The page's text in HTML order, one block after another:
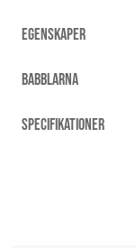
EGENSKAPER
BABBLARNA
SPECIFIKATIONER